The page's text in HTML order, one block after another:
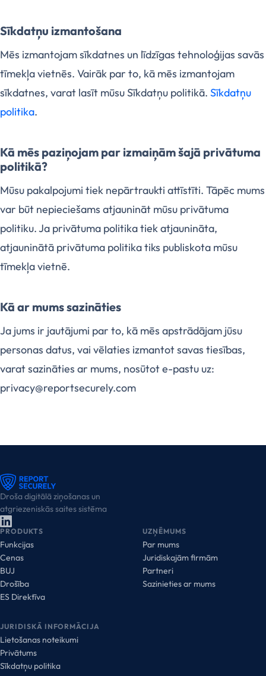
Sīkdatņu izmantošana
Mēs izmantojam sīkdatnes un līdzīgas tehnoloģijas savās
tīmekļa vietnēs. Vairāk par to, kā mēs izmantojam
sīkdatnes, varat lasīt mūsu Sīkdatņu politikā. Sīkdatņu
politika.
Kā mēs paziņojam par izmaiņām šajā privātuma
politikā?
Mūsu pakalpojumi tiek nepārtraukti attīstīti. Tāpēc mums
var būt nepieciešams atjaunināt mūsu privātuma
politiku. Ja privātuma politika tiek atjaunināta,
atjauninātā privātuma politika tiks publiskota mūsu
tīmekļa vietnē.
Kā ar mums sazināties
Ja jums ir jautājumi par to, kā mēs apstrādājam jūsu
personas datus, vai vēlaties izmantot savas tiesības,
varat sazināties ar mums, nosūtot e-pastu uz:
privacy@reportsecurely.com
Droša digitālā ziņošanas un
atgriezeniskās saites sistēma
PRODUKTS
Funkcijas
Cenas
BUJ
Drošība
ES Direktīva
UZŅĒMUMS
Par mums
Juridiskajām firmām
Partneri
Sazinieties ar mums
JURIDISKĀ INFORMĀCIJA
Lietošanas noteikumi
Privātums
Sīkdatņu politika